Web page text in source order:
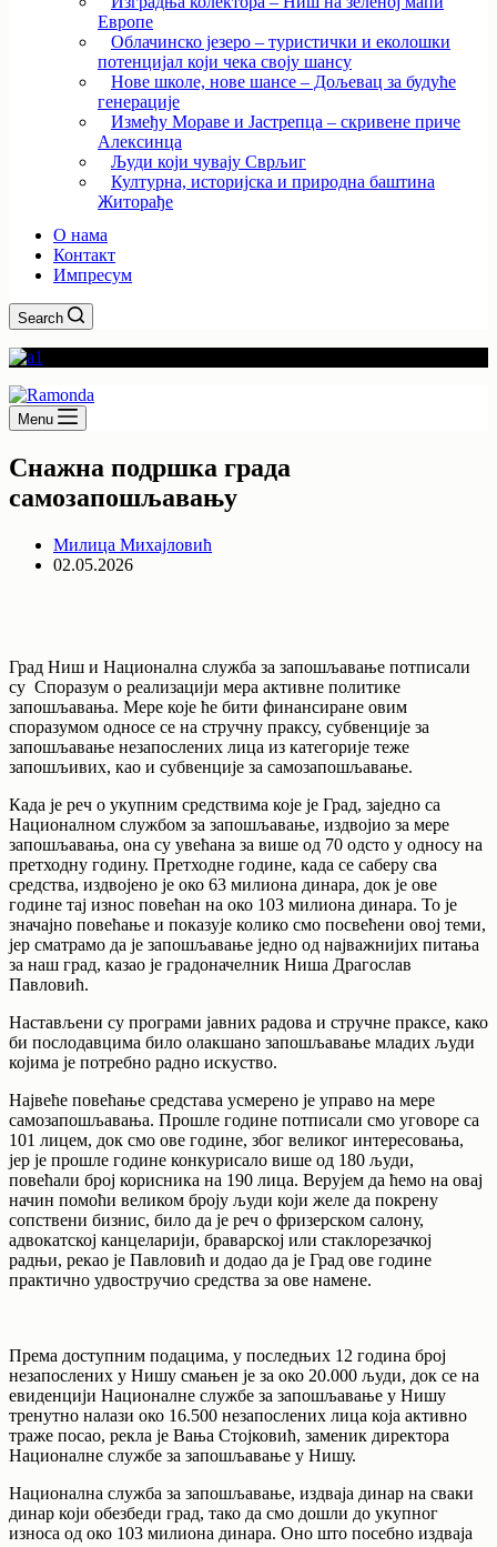
Европе
Облачинско језеро – туристички и еколошки
потенцијал који чека своју шансу
Нове школе, нове шансе – Дољевац за будуће
генерације
Између Мораве и Јастрепца – скривене приче
Алексинца
Људи који чувају Сврљиг
Културна, историјска и природна баштина
Житорађе
О нама
Контакт
Импресум
Search
Menu
Снажна подршка града
самозапошљавању
Милица Михајловић
02.05.2026
Град Ниш и Национална служба за запошљавање потписали
су Споразум о реализацији мера активне политике
запошљавања. Мере које ће бити финансиране овим
споразумом односе се на стручну праксу, субвенције за
запошљавање незапослених лица из категорије теже
запошљивих, као и субвенције за самозапошљавање.
Када је реч о укупним средствима које је Град, заједно са
Националном службом за запошљавање, издвојио за мере
запошљавања, она су увећана за више од 70 одсто у односу на
претходну годину. Претходне године, када се саберу сва
средства, издвојено је око 63 милиона динара, док је ове
године тај износ повећан на око 103 милиона динара. То је
значајно повећање и показује колико смо посвећени овој теми,
јер сматрамо да је запошљавање једно од најважнијих питања
за наш град, казао је градоначелник Ниша Драгослав
Павловић.
Настављени су програми јавних радова и стручне праксе, како
би послодавцима било олакшано запошљавање младих људи
којима је потребно радно искуство.
Највеће повећање средстава усмерено је управо на мере
самозапошљавања. Прошле године потписали смо уговоре са
101 лицем, док смо ове године, због великог интересовања,
јер је прошле године конкурисало више од 180 људи,
повећали број корисника на 190 лица. Верујем да ћемо на овај
начин помоћи великом броју људи који желе да покрену
сопствени бизнис, било да је реч о фризерском салону,
адвокатској канцеларији, браварској или стаклорезачкој
радњи, рекао је Павловић и додао да је Град ове године
практично удвостручио средства за ове намене.
Према доступним подацима, у последњих 12 година број
незапослених у Нишу смањен је за око 20.000 људи, док се на
евиденцији Националне службе за запошљавање у Нишу
тренутно налази око 16.500 незапослених лица која активно
траже посао, рекла је Вања Стојковић, заменик директора
Националне службе за запошљавање у Нишу.
Национална служба за запошљавање, издваја динар на сваки
динар који обезбеди град, тако да смо дошли до укупног
износа од око 103 милиона динара. Оно што посебно издваја